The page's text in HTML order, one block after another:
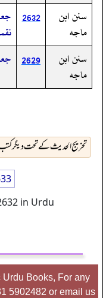
سنن ابن
ماجه
2632
سنن ابن
ماجه
2629
تخریج الحدیث کے تحت دیگر
in Urdu
Books, For any
5902482 or email us